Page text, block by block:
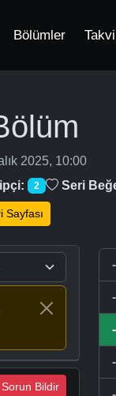
Bölümler
2025, 10:00
2 Seri
Sayfası
Sorun Bildir